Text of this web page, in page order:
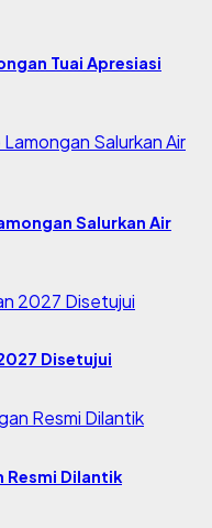
Tuai Apresiasi
Salurkan Air
Disetujui
Resmi Dilantik